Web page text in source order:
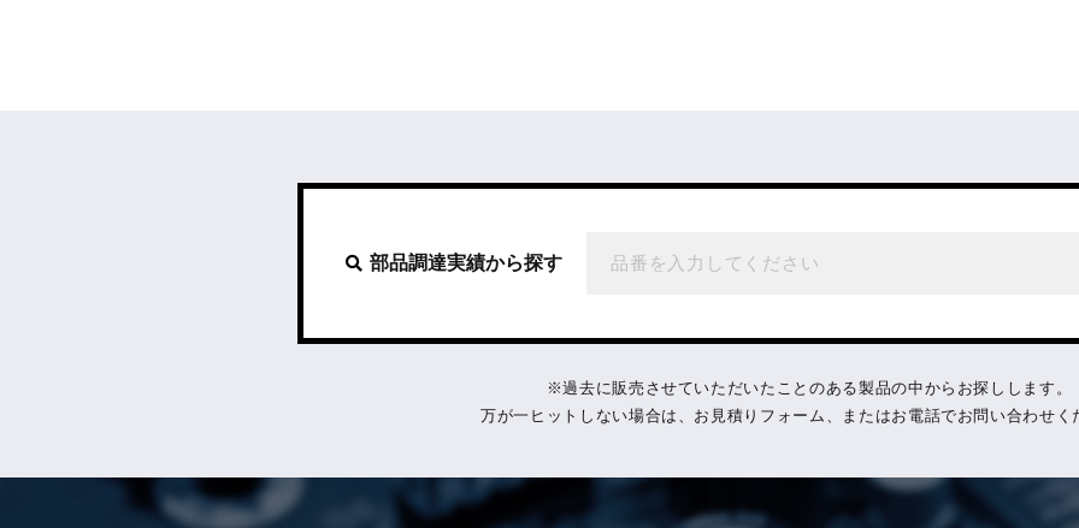
部品調達実績から探す
過去に販売させていただいたことのある製品の中からお探しします。
万が一ヒットしない場合は、お見積りフォーム、またはお電話でお問い合わせく